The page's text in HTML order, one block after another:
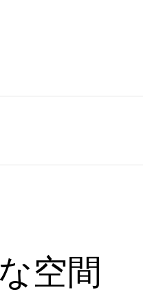
空間